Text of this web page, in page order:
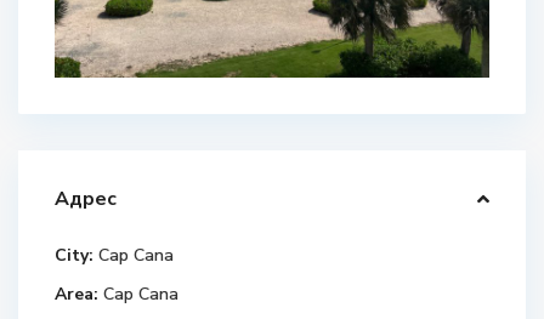
Адрес
City: Cap Cana
Area: Cap Cana